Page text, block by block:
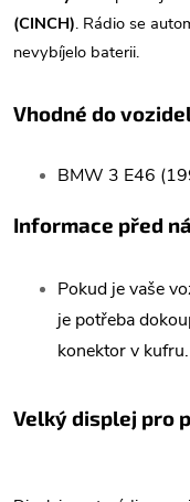
(CINCH). Rádio se
nevybíjelo baterii.
Vhodné do
BMW 3 E46
Informace před
Pokud je vaše
je potřeba
konektor v kufru.
Velký displej pro